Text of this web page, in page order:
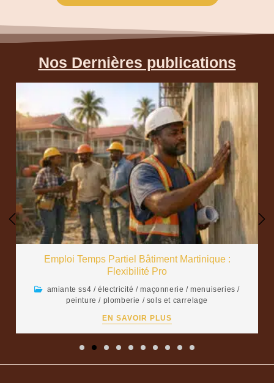
Nos Dernières publications
Emploi Temps Partiel Bâtiment Martinique :
Flexibilité Pro
amiante ss4 /électricité /maçonnerie /menuiseries /
peinture / plomberie /sols et carrelage
EN SAVOIR PLUS